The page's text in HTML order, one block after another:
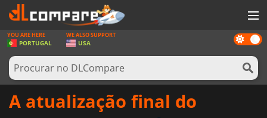
JOGOS
GAME CARDS
SOFTWARE
Dark
mode
YOU ARE HERE
PORTUGAL
WE ALSO SUPPORT
USA
A atualização final do